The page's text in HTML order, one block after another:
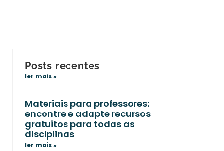
Posts recentes
ler mais »
Materiais para professores:
encontre e adapte recursos
gratuitos para todas as
disciplinas
ler mais »